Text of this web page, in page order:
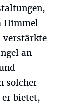
Himmel
verstärkte
an
solcher
bietet,